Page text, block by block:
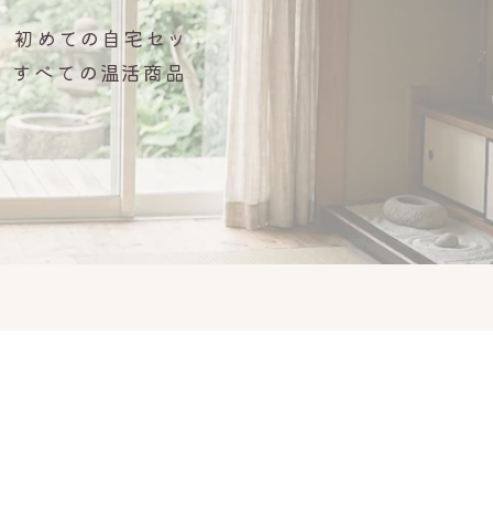
初めての自宅セッ
すべての温活商品